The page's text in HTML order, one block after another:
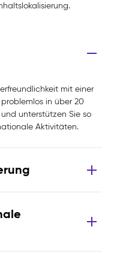
mit einer
in über 20
unterstützen Sie so
Aktivitäten.